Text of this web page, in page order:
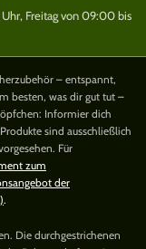
Freitag von 09:00 bis
– entspannt,
besten, was dir gut tut –
Informier dich
sind ausschließlich
Für
zum
der
.
Die durchgestrichenen